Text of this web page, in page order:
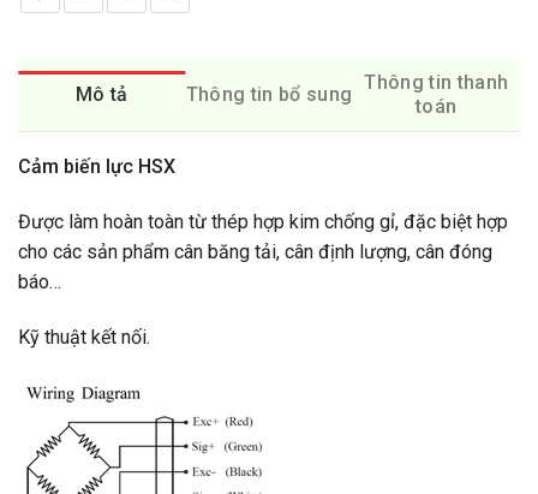
Mô tả Thông tin bổ sung
Thông tin thanh
toán
Cảm biến lực HSX
Được làm hoàn toàn từ thép hợp kim chống gỉ, đặc biệt hợp
cho các sản phẩm cân băng tải, cân định lượng, cân đóng
báo…
Kỹ thuật kết nối.